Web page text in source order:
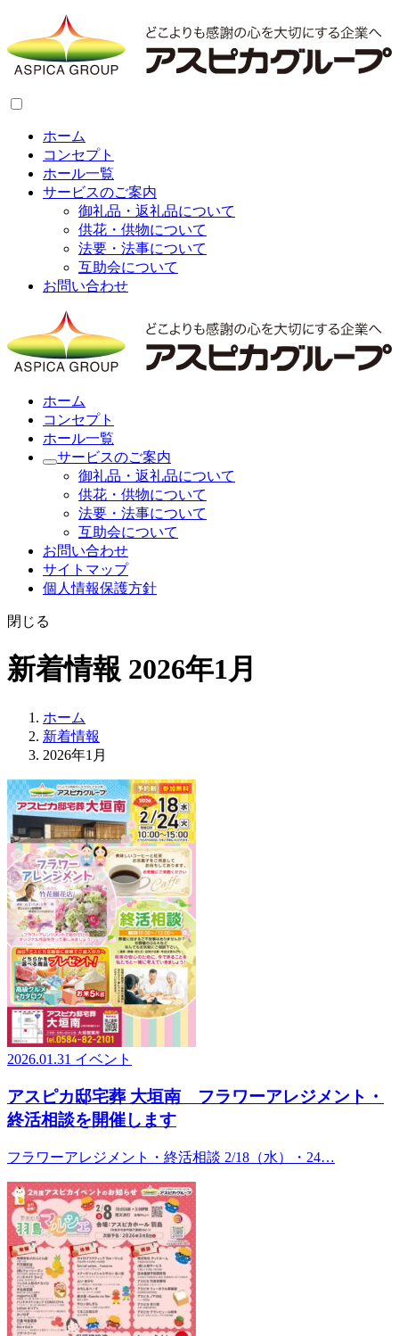
ホーム
コンセプト
ホール一覧
サービスのご案内
御礼品・返礼品について
供花・供物について
法要・法事について
互助会について
お問い合わせ
ホーム
コンセプト
ホール一覧
サービスのご案内
御礼品・返礼品について
供花・供物について
法要・法事について
互助会について
お問い合わせ
サイトマップ
個人情報保護方針
閉じる
新着情報 2026年1月
ホーム
新着情報
2026年1月
2026.01.31 イベント
アスピカ邸宅葬 大垣南 フラワーアレジメント・
終活相談を開催します
フラワーアレジメント・終活相談 2/18（水）・24…